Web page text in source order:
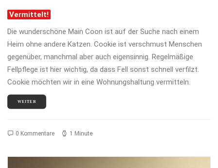
Vermittelt!
Die wunderschöne Main Coon ist auf der Suche nach einem
Heim ohne andere Katzen. Cookie ist verschmust Menschen
gegenüber, manchmal aber auch eigensinnig. Regelmäßige
Fellpflege ist hier wichtig, da dass Fell sonst schnell verfilzt.
Cookie möchten wir in eine Wohnungshaltung vermitteln.
WEITER
0 Kommentare 1 Minute